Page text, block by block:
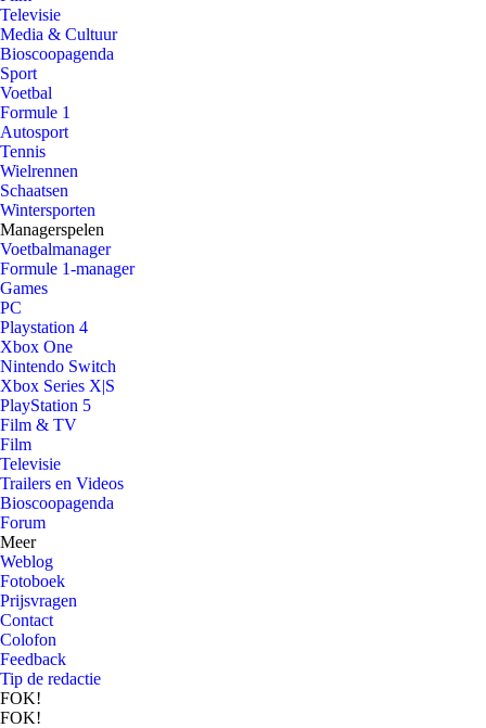
Televisie
Media & Cultuur
Bioscoopagenda
Sport
Voetbal
Formule 1
Autosport
Tennis
Wielrennen
Schaatsen
Wintersporten
Managerspelen
Voetbalmanager
Formule 1-manager
Games
PC
Playstation 4
Xbox One
Nintendo Switch
Xbox Series X|S
PlayStation 5
Film & TV
Film
Televisie
Trailers en Videos
Bioscoopagenda
Forum
Meer
Weblog
Fotoboek
Prijsvragen
Contact
Colofon
Feedback
Tip de redactie
FOK!
FOK!